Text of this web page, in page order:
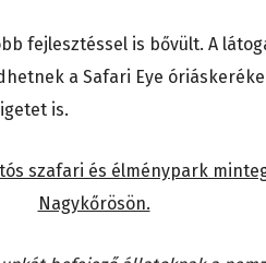
fejlesztéssel is bővült. A
a Safari Eye
is.
szafari és élménypark
Nagykőrösön.